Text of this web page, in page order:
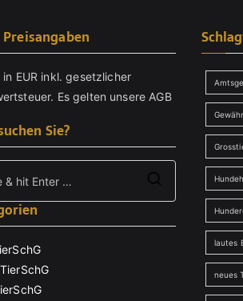
EUR inkl. gesetzlicher
Es gelten unsere AGB
Sie?
Search
lautes
neues